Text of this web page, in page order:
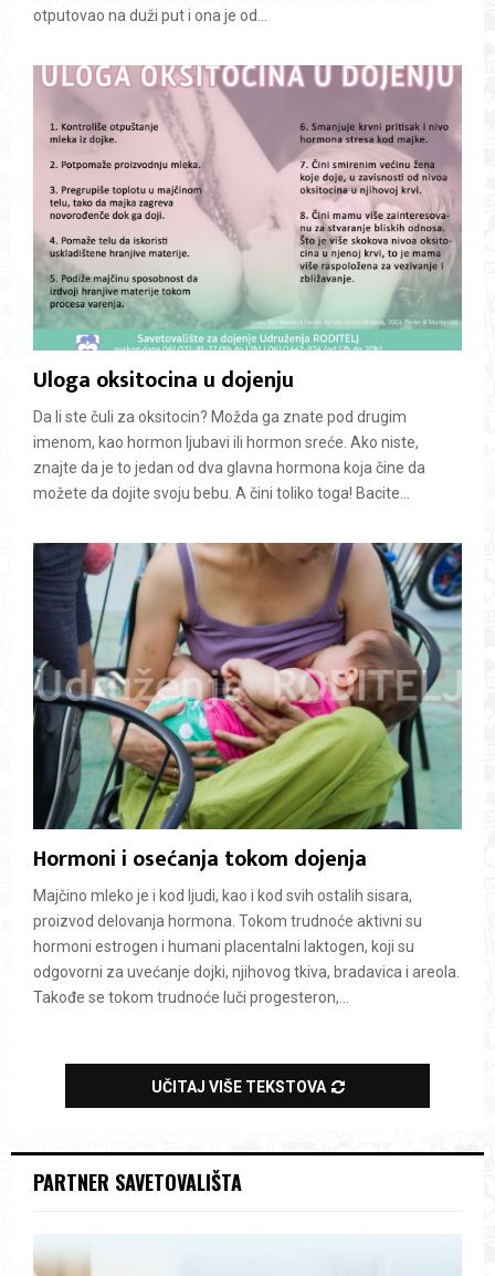
otputovao na duži put i ona je od...
Uloga oksitocina u dojenju
Da li ste čuli za oksitocin? Možda ga znate pod drugim
imenom, kao hormon ljubavi ili hormon sreće. Ako niste,
znajte da je to jedan od dva glavna hormona koja čine da
možete da dojite svoju bebu. A čini toliko toga! Bacite...
Hormoni i osećanja tokom dojenja
Majčino mleko je i kod ljudi, kao i kod svih ostalih sisara,
proizvod delovanja hormona. Tokom trudnoće aktivni su
hormoni estrogen i humani placentalni laktogen, koji su
odgovorni za uvećanje dojki, njihovog tkiva, bradavica i areola.
Takođe se tokom trudnoće luči progesteron,...
UČITAJ VIŠE TEKSTOVA
PARTNER SAVETOVALIŠTA
i